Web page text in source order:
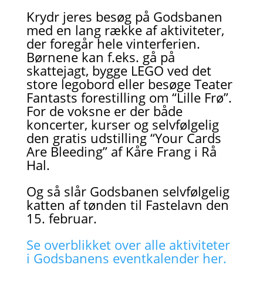
Krydr jeres besøg på Godsbanen
med en lang række af aktiviteter,
der foregår hele vinterferien.
Børnene kan f.eks. gå på
skattejagt, bygge LEGO ved det
store legobord eller besøge Teater
Fantasts forestilling om “Lille Frø”.
For de voksne er der både
koncerter, kurser og selvfølgelig
den gratis udstilling “Your Cards
Are Bleeding” af Kåre Frang i Rå
Hal.
Og så slår Godsbanen selvfølgelig
katten af tønden til Fastelavn den
15. februar.
Se overblikket over alle aktiviteter
i Godsbanens eventkalender her.